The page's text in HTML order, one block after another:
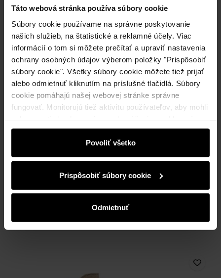
Táto webová stránka používa súbory cookie
Súbory cookie používame na správne poskytovanie
našich služieb, na štatistické a reklamné účely. Viac
informácií o tom si môžete prečítať a upraviť nastavenia
ochrany osobných údajov výberom položky "Prispôsobiť
súbory cookie". Všetky súbory cookie môžete tiež prijať
alebo odmietnuť kliknutím na príslušné tlačidlá. Súbory
cookie pomáhajú našej webovej stránke správne
fungovať. Monitorujú tiež aktivitu používateľov, aby mohli
správy, ktoré vás informujú o najnovších akciách v
elektronickom obchode. Informácie o tom, ako používate
našu stránku, zdieľame s partnermi v oblasti sociálnych
informácie kombinovať s ďalšími údajmi, ktoré od vás
získali alebo ktoré ste získali pri používaní ich služieb.
Povoliť všetko
Prispôsobiť súbory cookie
Odmietnuť
€124,90-najnižšia cena za 30 dní pred znížením